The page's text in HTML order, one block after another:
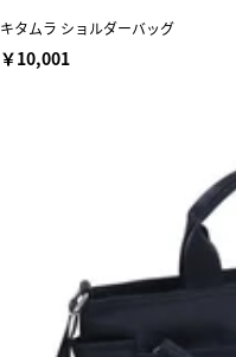
キタムラ ショルダーバッグ
￥10,001